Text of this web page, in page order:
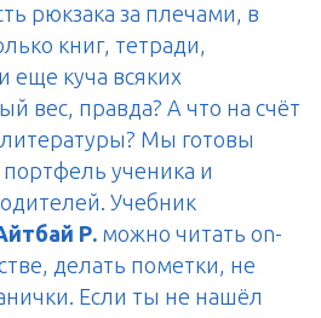
рюкзака за плечами, в
книг, тетради,
еще куча всяких
вес, правда? А что на счёт
Мы готовы
портфель ученика и
Учебник
Р. можно читать on-
делать пометки, не
Если ты не нашёл